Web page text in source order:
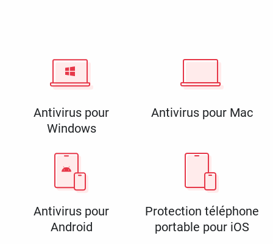
Antivirus pour
Windows
Antivirus pour Mac
Antivirus pour
Android
Protection téléphone
portable pour iOS